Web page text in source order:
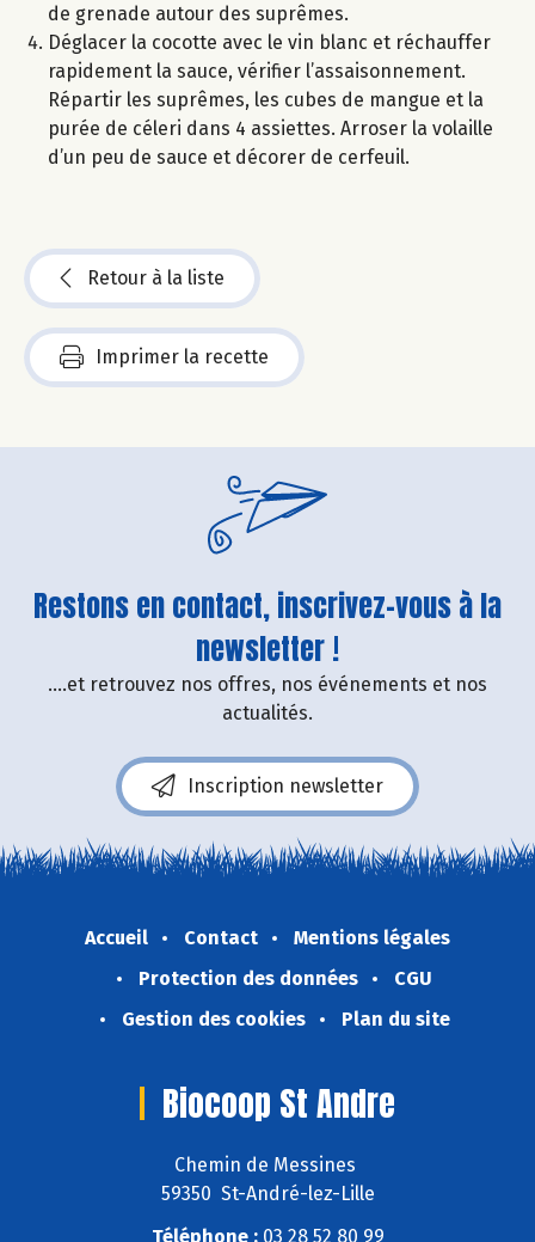
de grenade autour des suprêmes.
Déglacer la cocotte avec le vin blanc et réchauffer
rapidement la sauce, vérifier l’assaisonnement.
Répartir les suprêmes, les cubes de mangue et la
purée de céleri dans 4 assiettes. Arroser la volaille
d’un peu de sauce et décorer de cerfeuil.
Retour à la liste
Imprimer la recette
Restons en contact, inscrivez-vous à la
newsletter !
....et retrouvez nos offres, nos événements et nos
actualités.
Inscription newsletter
Accueil Contact
Mentions légales
Protection des données
CGU
Gestion des cookies
Plan du site
Biocoop St Andre
Chemin de Messines
59350 St-André-lez-Lille
Téléphone :03 28 52 80 99